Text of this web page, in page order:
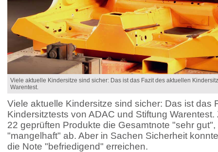
Viele aktuelle Kindersitze sind sicher: Das ist das Fazit des aktuellen
Warentest.
Viele aktuelle Kindersitze sind sicher: Das ist das
Kindersitztests von ADAC und Stiftung
22 geprüften Produkte die Gesamtnote "sehr
"mangelhaft" ab. Aber in Sachen Sicherheit
die Note "befriedigend" erreichen.